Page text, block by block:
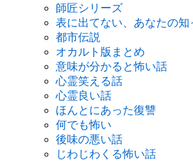
師匠シリーズ
表に出てない、あなたの
都市伝説
オカルト版まとめ
意味が分かると怖い話
心霊笑える話
心霊良い話
ほんとにあった復讐
何でも怖い
後味の悪い話
じわじわくる怖い話